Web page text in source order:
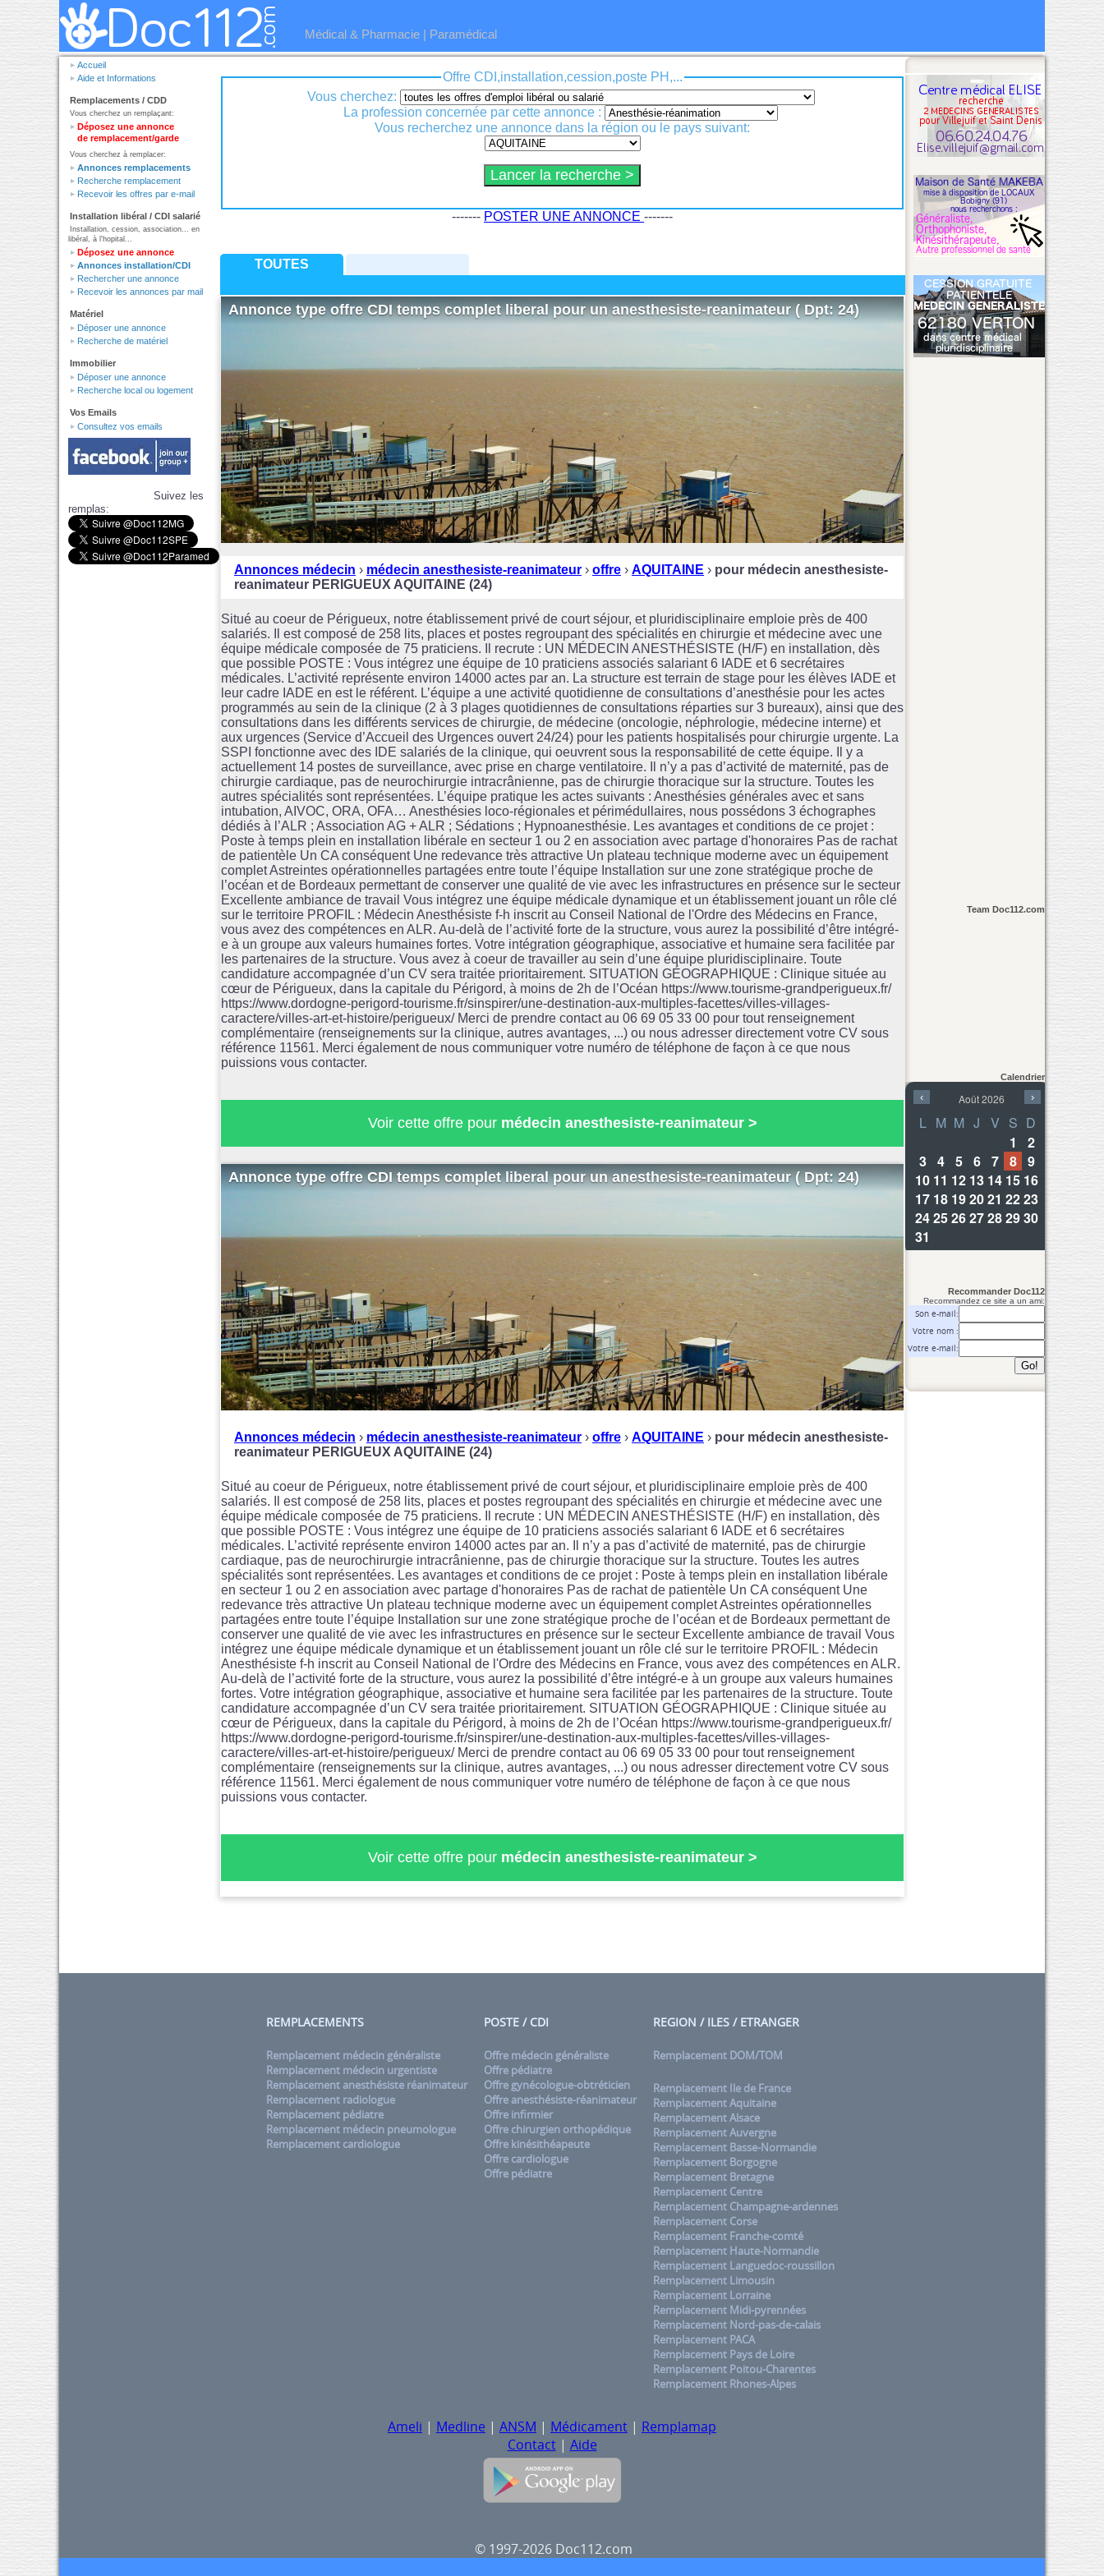
Médical & Pharmacie | Paramédical
Accueil
Aide et Informations
Remplacements / CDD
Vous cherchez un remplaçant:
Déposez une annonce
de remplacement/garde
Vous cherchez à remplacer:
Annonces remplacements
Recherche remplacement
Recevoir les offres par e-mail
Installation libéral / CDI salarié
Installation, cession, association... en
libéral, à l'hopital...
Déposez une annonce
Annonces installation/CDI
Rechercher une annonce
Recevoir les annonces par mail
Matériel
Déposer une annonce
Recherche de matériel
Immobilier
Déposer une annonce
Recherche local ou logement
Vos Emails
Consultez vos emails
Suivez les
remplas:
Offre CDI,installation,cession,poste PH,...
Vous cherchez:
La profession concernée par cette annonce :
Vous recherchez une annonce dans la région ou le pays suivant:
------- POSTER UNE ANNONCE -------
TOUTES
Annonce type offre CDI temps complet liberal pour un anesthesiste-reanimateur ( Dpt: 24)
Annonces médecin › médecin anesthesiste-reanimateur › offre › AQUITAINE › pour médecin anesthesiste-
reanimateur PERIGUEUX AQUITAINE (24)
Situé au coeur de Périgueux, notre établissement privé de court séjour, et pluridisciplinaire emploie près de 400
salariés. Il est composé de 258 lits, places et postes regroupant des spécialités en chirurgie et médecine avec une
équipe médicale composée de 75 praticiens. Il recrute : UN MÉDECIN ANESTHÉSISTE (H/F) en installation, dès
que possible POSTE : Vous intégrez une équipe de 10 praticiens associés salariant 6 IADE et 6 secrétaires
médicales. L’activité représente environ 14000 actes par an. La structure est terrain de stage pour les élèves IADE et
leur cadre IADE en est le référent. L’équipe a une activité quotidienne de consultations d’anesthésie pour les actes
programmés au sein de la clinique (2 à 3 plages quotidiennes de consultations réparties sur 3 bureaux), ainsi que des
consultations dans les différents services de chirurgie, de médecine (oncologie, néphrologie, médecine interne) et
aux urgences (Service d’Accueil des Urgences ouvert 24/24) pour les patients hospitalisés pour chirurgie urgente. La
SSPI fonctionne avec des IDE salariés de la clinique, qui oeuvrent sous la responsabilité de cette équipe. Il y a
actuellement 14 postes de surveillance, avec prise en charge ventilatoire. Il n’y a pas d’activité de maternité, pas de
chirurgie cardiaque, pas de neurochirurgie intracrânienne, pas de chirurgie thoracique sur la structure. Toutes les
autres spécialités sont représentées. L’équipe pratique les actes suivants : Anesthésies générales avec et sans
intubation, AIVOC, ORA, OFA… Anesthésies loco-régionales et périmédullaires, nous possédons 3 échographes
dédiés à l’ALR ; Association AG + ALR ; Sédations ; Hypnoanesthésie. Les avantages et conditions de ce projet :
Poste à temps plein en installation libérale en secteur 1 ou 2 en association avec partage d'honoraires Pas de rachat
de patientèle Un CA conséquent Une redevance très attractive Un plateau technique moderne avec un équipement
complet Astreintes opérationnelles partagées entre toute l’équipe Installation sur une zone stratégique proche de
l’océan et de Bordeaux permettant de conserver une qualité de vie avec les infrastructures en présence sur le secteur
Excellente ambiance de travail Vous intégrez une équipe médicale dynamique et un établissement jouant un rôle clé
sur le territoire PROFIL : Médecin Anesthésiste f-h inscrit au Conseil National de l'Ordre des Médecins en France,
vous avez des compétences en ALR. Au-delà de l’activité forte de la structure, vous aurez la possibilité d’être intégré-
e à un groupe aux valeurs humaines fortes. Votre intégration géographique, associative et humaine sera facilitée par
les partenaires de la structure. Vous avez à coeur de travailler au sein d’une équipe pluridisciplinaire. Toute
candidature accompagnée d’un CV sera traitée prioritairement. SITUATION GÉOGRAPHIQUE : Clinique située au
cœur de Périgueux, dans la capitale du Périgord, à moins de 2h de l’Océan https://www.tourisme-grandperigueux.fr/
https://www.dordogne-perigord-tourisme.fr/sinspirer/une-destination-aux-multiples-facettes/villes-villages-
caractere/villes-art-et-histoire/perigueux/ Merci de prendre contact au 06 69 05 33 00 pour tout renseignement
complémentaire (renseignements sur la clinique, autres avantages, ...) ou nous adresser directement votre CV sous
référence 11561. Merci également de nous communiquer votre numéro de téléphone de façon à ce que nous
puissions vous contacter.
Voir cette offre pour médecin anesthesiste-reanimateur >
Annonce type offre CDI temps complet liberal pour un anesthesiste-reanimateur ( Dpt: 24)
Annonces médecin › médecin anesthesiste-reanimateur › offre › AQUITAINE › pour médecin anesthesiste-
reanimateur PERIGUEUX AQUITAINE (24)
Situé au coeur de Périgueux, notre établissement privé de court séjour, et pluridisciplinaire emploie près de 400
salariés. Il est composé de 258 lits, places et postes regroupant des spécialités en chirurgie et médecine avec une
équipe médicale composée de 75 praticiens. Il recrute : UN MÉDECIN ANESTHÉSISTE (H/F) en installation, dès
que possible POSTE : Vous intégrez une équipe de 10 praticiens associés salariant 6 IADE et 6 secrétaires
médicales. L’activité représente environ 14000 actes par an. Il n’y a pas d’activité de maternité, pas de chirurgie
cardiaque, pas de neurochirurgie intracrânienne, pas de chirurgie thoracique sur la structure. Toutes les autres
spécialités sont représentées. Les avantages et conditions de ce projet : Poste à temps plein en installation libérale
en secteur 1 ou 2 en association avec partage d'honoraires Pas de rachat de patientèle Un CA conséquent Une
redevance très attractive Un plateau technique moderne avec un équipement complet Astreintes opérationnelles
partagées entre toute l’équipe Installation sur une zone stratégique proche de l’océan et de Bordeaux permettant de
conserver une qualité de vie avec les infrastructures en présence sur le secteur Excellente ambiance de travail Vous
intégrez une équipe médicale dynamique et un établissement jouant un rôle clé sur le territoire PROFIL : Médecin
Anesthésiste f-h inscrit au Conseil National de l'Ordre des Médecins en France, vous avez des compétences en ALR.
Au-delà de l’activité forte de la structure, vous aurez la possibilité d’être intégré-e à un groupe aux valeurs humaines
fortes. Votre intégration géographique, associative et humaine sera facilitée par les partenaires de la structure. Toute
candidature accompagnée d’un CV sera traitée prioritairement. SITUATION GÉOGRAPHIQUE : Clinique située au
cœur de Périgueux, dans la capitale du Périgord, à moins de 2h de l’Océan https://www.tourisme-grandperigueux.fr/
https://www.dordogne-perigord-tourisme.fr/sinspirer/une-destination-aux-multiples-facettes/villes-villages-
caractere/villes-art-et-histoire/perigueux/ Merci de prendre contact au 06 69 05 33 00 pour tout renseignement
complémentaire (renseignements sur la clinique, autres avantages, ...) ou nous adresser directement votre CV sous
référence 11561. Merci également de nous communiquer votre numéro de téléphone de façon à ce que nous
puissions vous contacter.
Voir cette offre pour médecin anesthesiste-reanimateur >
Team Doc112.com
Calendrier
Recommander Doc112
Recommandez ce site a un ami:
Son e-mail:
Votre nom :
Votre e-mail:
REMPLACEMENTS
Remplacement médecin généraliste
Remplacement médecin urgentiste
Remplacement anesthésiste réanimateur
Remplacement radiologue
Remplacement pédiatre
Remplacement médecin pneumologue
Remplacement cardiologue
POSTE / CDI
Offre médecin généraliste
Offre pédiatre
Offre gynécologue-obtréticien
Offre anesthésiste-réanimateur
Offre infirmier
Offre chirurgien orthopédique
Offre kinésithéapeute
Offre cardiologue
Offre pédiatre
REGION / ILES / ETRANGER
Remplacement DOM/TOM
Remplacement Ile de France
Remplacement Aquitaine
Remplacement Alsace
Remplacement Auvergne
Remplacement Basse-Normandie
Remplacement Borgogne
Remplacement Bretagne
Remplacement Centre
Remplacement Champagne-ardennes
Remplacement Corse
Remplacement Franche-comté
Remplacement Haute-Normandie
Remplacement Languedoc-roussillon
Remplacement Limousin
Remplacement Lorraine
Remplacement Midi-pyrennées
Remplacement Nord-pas-de-calais
Remplacement PACA
Remplacement Pays de Loire
Remplacement Poitou-Charentes
Remplacement Rhones-Alpes
Ameli | Medline | ANSM | Médicament | Remplamap
Contact| Aide
© 1997-2026 Doc112.com